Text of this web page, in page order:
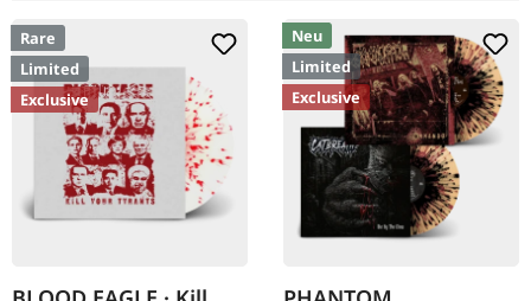
Rare
Limited
Exclusive
Neu
Limited
Exclusive